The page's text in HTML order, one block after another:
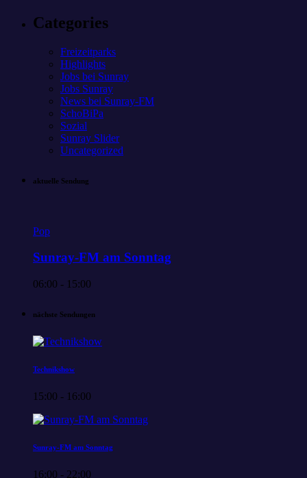
Categories
Freizeitparks
Highlights
Jobs bei Sunray
Jobs Sunray
News bei Sunray-FM
SchoBiPa
Sozial
Sunray Slider
Uncategorized
aktuelle Sendung
Pop
Sunray-FM am Sonntag
06:00 - 15:00
nächste Sendungen
Technikshow
15:00 - 16:00
Sunray-FM am Sonntag
16:00 - 22:00